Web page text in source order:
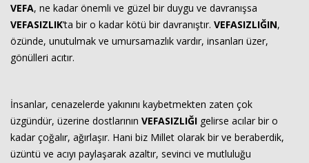
VEFA, ne kadar önemli ve güzel bir duygu ve davranışsa
VEFASIZLIK’ta bir o kadar kötü bir davranıştır. VEFASIZLIĞIN,
özünde, unutulmak ve umursamazlık vardır, insanları üzer,
gönülleri acıtır.
İnsanlar, cenazelerde yakınını kaybetmekten zaten çok
üzgündür, üzerine dostlarının VEFASIZLIĞI gelirse acılar bir o
kadar çoğalır, ağırlaşır. Hani biz Millet olarak bir ve beraberdik,
üzüntü ve acıyı paylaşarak azaltır, sevinci ve mutluluğu